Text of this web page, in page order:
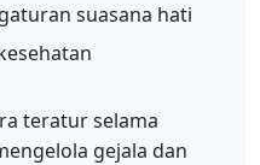
suasana hati
teratur selama
gejala dan